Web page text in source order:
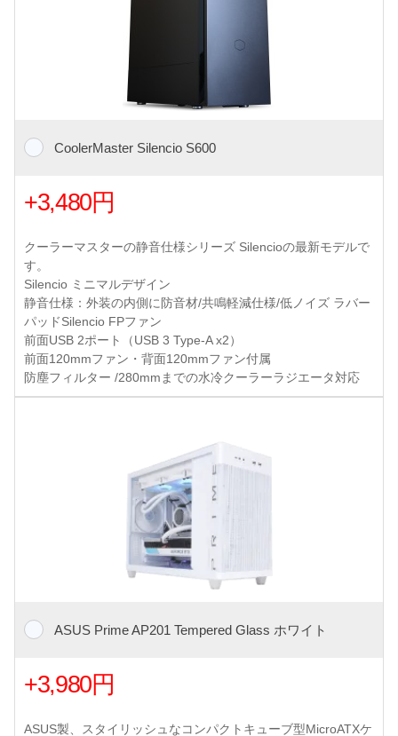
CoolerMaster Silencio S600
+3,480円
クーラーマスターの静音仕様シリーズ Silencioの最新モデルで
す。
Silencio ミニマルデザイン
静音仕様：外装の内側に防音材/共鳴軽減仕様/低ノイズ ラバー
パッドSilencio FPファン
前面USB 2ポート（USB 3 Type-A x2）
前面120mmファン・背面120mmファン付属
防塵フィルター /280mmまでの水冷クーラーラジエータ対応
ASUS Prime AP201 Tempered Glass ホワイト
+3,980円
ASUS製、スタイリッシュなコンパクトキューブ型MicroATXケ